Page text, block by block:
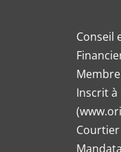
Conseil
Membre
Inscrit à
(
Courtier